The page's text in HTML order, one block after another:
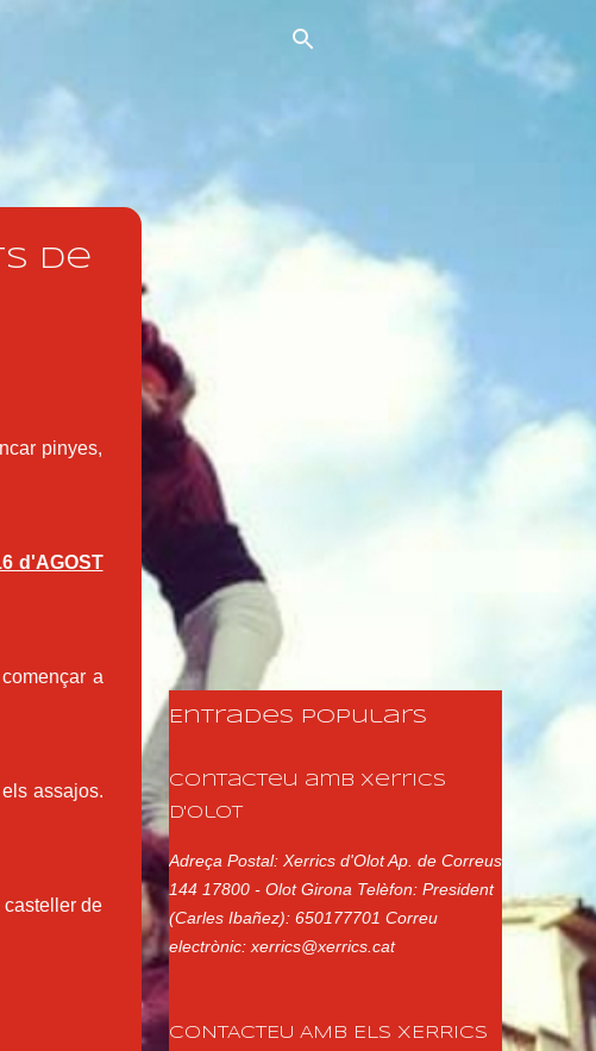
de
pinyes,
d'AGOST
a
assajos.
de
Entrades populars
Contacteu amb Xerrics
d'Olot
Adreça Postal: Xerrics d'Olot Ap. de Correus
144 17800 - Olot Girona Telèfon: President
(Carles Ibañez): 650177701 Correu
electrònic: xerrics@xerrics.cat
CONTACTEU AMB ELS XERRICS